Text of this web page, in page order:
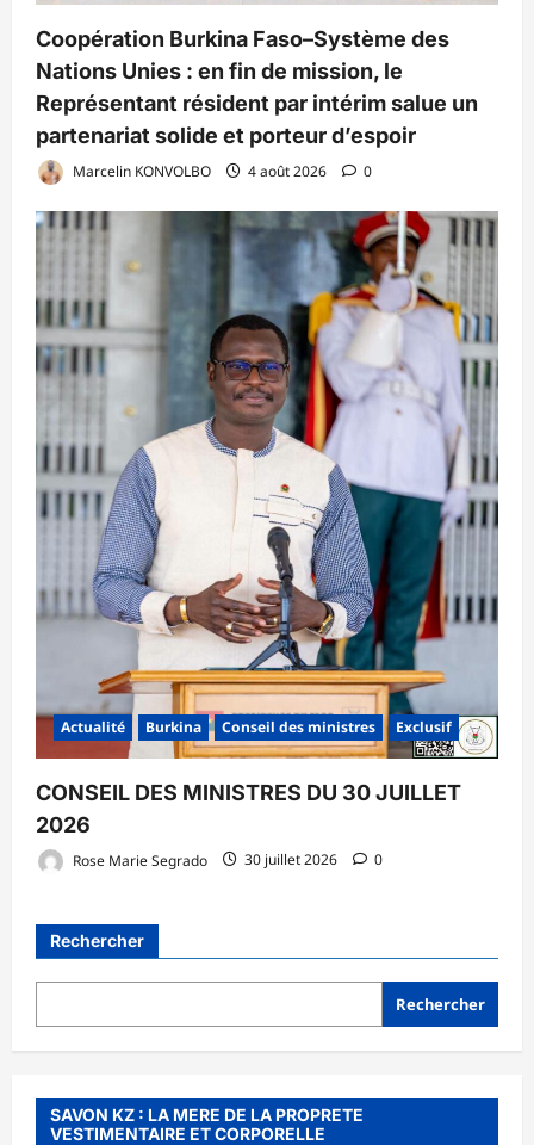
Coopération Burkina Faso–Système des
Nations Unies : en fin de mission, le
Représentant résident par intérim salue un
partenariat solide et porteur d’espoir
Marcelin KONVOLBO 4 août 2026 0
Actualité Burkina Conseil des ministres Exclusif
CONSEIL DES MINISTRES DU 30 JUILLET
2026
Rose Marie Segrado 30 juillet 2026 0
Rechercher
Rechercher
SAVON KZ : LA MERE DE LA PROPRETE
VESTIMENTAIRE ET CORPORELLE